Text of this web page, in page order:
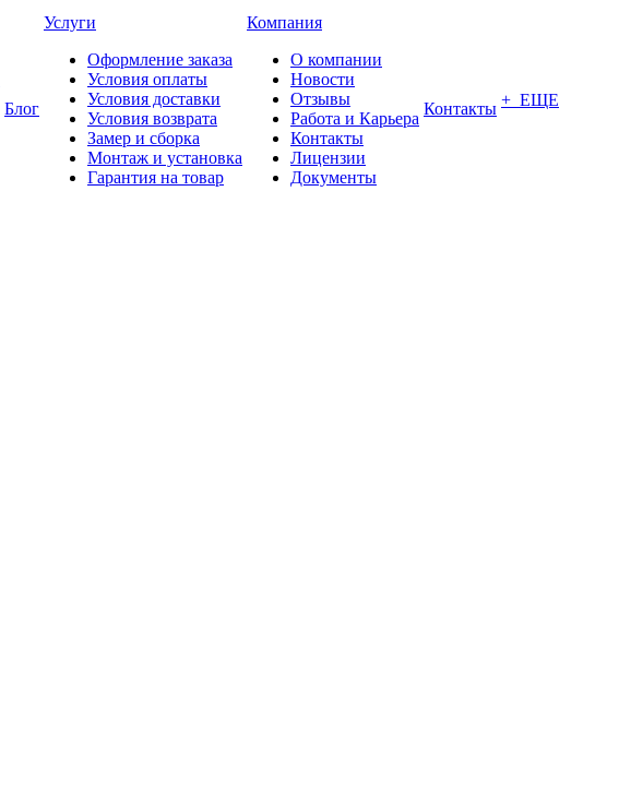
Блог
Услуги
Оформление заказа
Условия оплаты
Условия доставки
Условия возврата
Замер и сборка
Монтаж и установка
Гарантия на товар
Компания
О компании
Новости
Отзывы
Работа и Карьера
Контакты
Лицензии
Документы
Контакты + ЕЩЕ